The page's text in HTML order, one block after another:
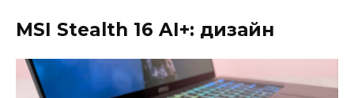
MSI Stealth 16 AI+: дизайн